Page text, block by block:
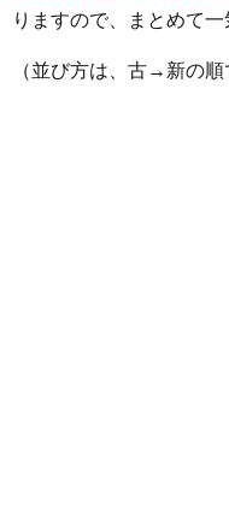
k
りますので、まとめて
（並び方は、古→新の順